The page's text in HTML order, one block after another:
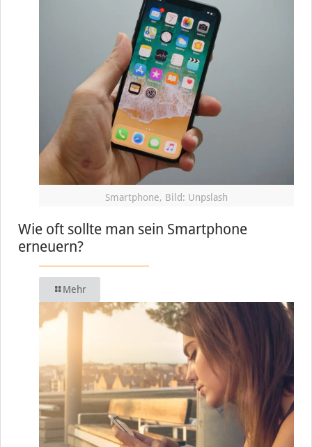
Smartphone, Bild: Unpslash
Wie oft sollte man sein Smartphone
erneuern?
Mehr